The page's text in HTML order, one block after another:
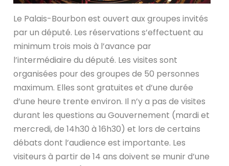
Le Palais-Bourbon est ouvert aux groupes invités
par un député. Les réservations s’effectuent au
minimum trois mois à l’avance par
l’intermédiaire du député. Les visites sont
organisées pour des groupes de 50 personnes
maximum. Elles sont gratuites et d’une durée
d’une heure trente environ. Il n’y a pas de visites
durant les questions au Gouvernement (mardi et
mercredi, de 14h30 à 16h30) et lors de certains
débats dont l’audience est importante. Les
visiteurs à partir de 14 ans doivent se munir d’une